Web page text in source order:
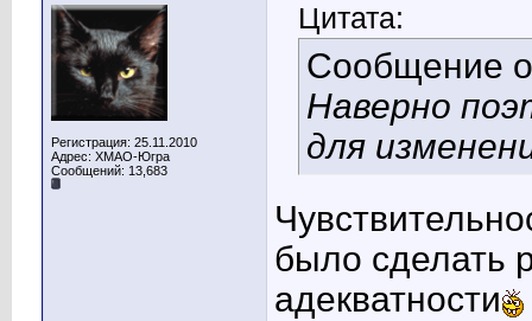
Регистрация: 25.11.2010
Адрес: ХМАО-Югра
Сообщений: 13,683
Цитата:
Сообщение
Наверно
для
было сделать
адекватности